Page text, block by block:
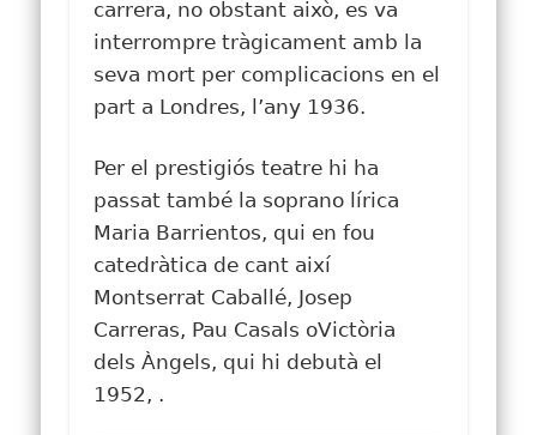
carrera, no obstant això, es va
interrompre tràgicament amb la
seva mort per complicacions en el
part a Londres, l’any 1936.
Per el prestigiós teatre hi ha
passat també la soprano lírica
Maria Barrientos, qui en fou
catedràtica de cant així
Montserrat Caballé, Josep
Carreras, Pau Casals oVictòria
dels Àngels, qui hi debutà el
1952, .